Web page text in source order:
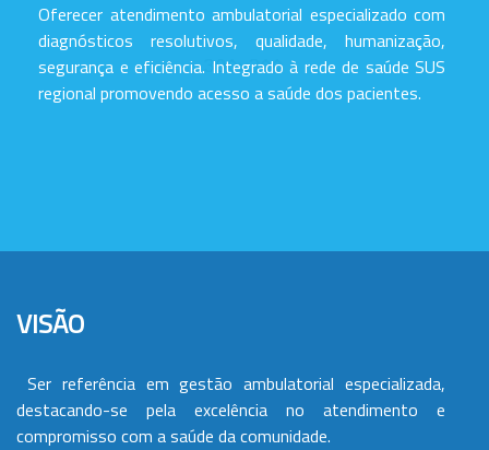
Oferecer atendimento ambulatorial especializado com
diagnósticos resolutivos, qualidade, humanização,
segurança e eficiência. Integrado à rede de saúde SUS
regional promovendo acesso a saúde dos pacientes.
VISÃO
Ser referência em gestão ambulatorial especializada,
destacando-se pela excelência no atendimento e
compromisso com a saúde da comunidade.